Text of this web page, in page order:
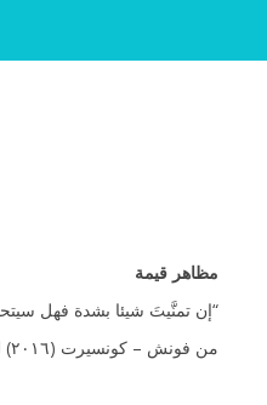
مظاهر قيمة
“إن تمنَّيتَ شيئا بشدة فهل
من فونش – كونسيرت (٢٠١٦)